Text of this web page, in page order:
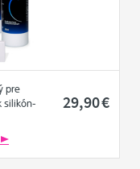
pre
silikón-
29,90€